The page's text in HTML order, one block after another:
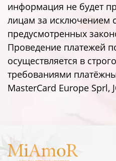
информация не будет
лицам за исключением
предусмотренных
Проведение платежей
осуществляется в
требованиями
MasterCard Europe Sprl,